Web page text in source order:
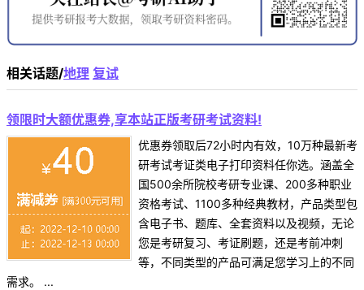
相关话题/地理 复试
领限时大额优惠券,享本站正版考研考试资料!
优惠券领取后72小时内有效，10万种最新考
研考试考证类电子打印资料任你选。涵盖全
国500余所院校考研专业课、200多种职业
资格考试、1100多种经典教材，产品类型包
含电子书、题库、全套资料以及视频，无论
您是考研复习、考证刷题，还是考前冲刺
等，不同类型的产品可满足您学习上的不同
需求。 ...